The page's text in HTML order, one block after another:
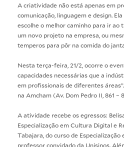
A criatividade não está apenas em
comunicação, linguagem e design.
escolhe o melhor caminho para ir ao
um novo projeto na empresa, ou
temperos para pôr na comida do
Nesta terça-feira, 21/2, ocorre o
capacidades necessárias que a
em profissionais de diferentes
na Amcham (Av. Dom Pedro II, 861 –
A atividade recebe os egressos:
Especialização em Cultura Digital e
Tabajara, do curso de Especialização
professor convidado da Unisinos.